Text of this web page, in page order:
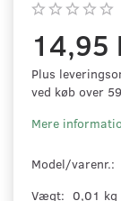
14,95
Plus
ved køb over
Mere
Model/varenr.:
Vægt: 0,01 kg